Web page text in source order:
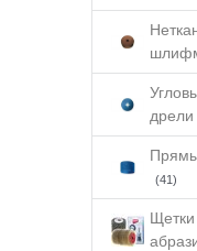
дрели
(41)